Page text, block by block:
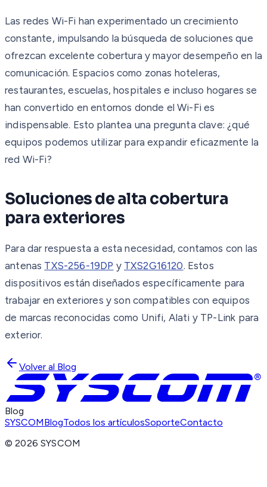
Las redes Wi-Fi han experimentado un crecimiento
constante, impulsando la búsqueda de soluciones que
ofrezcan excelente cobertura y mayor desempeño en la
comunicación. Espacios como zonas hoteleras,
restaurantes, escuelas, hospitales e incluso hogares se
han convertido en entornos donde el Wi-Fi es
indispensable. Esto plantea una pregunta clave: ¿qué
equipos podemos utilizar para expandir eficazmente la
red Wi-Fi?
Soluciones de alta cobertura
para exteriores
Para dar respuesta a esta necesidad, contamos con las
antenas TXS-256-19DP y TXS2G16120. Estos
dispositivos están diseñados específicamente para
trabajar en exteriores y son compatibles con equipos
de marcas reconocidas como Unifi, Alati y TP-Link para
exterior.
Volver al Blog
Blog
SYSCOMBlogTodos los artículosSoporteContacto
©2026 SYSCOM